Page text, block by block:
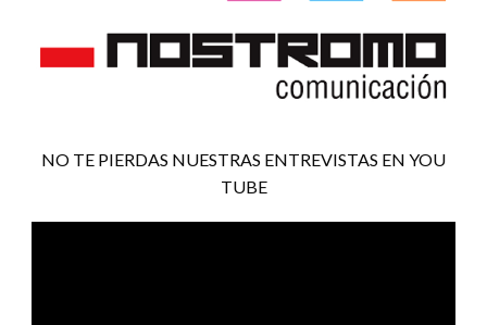
NO TE PIERDAS NUESTRAS ENTREVISTAS EN YOU
TUBE